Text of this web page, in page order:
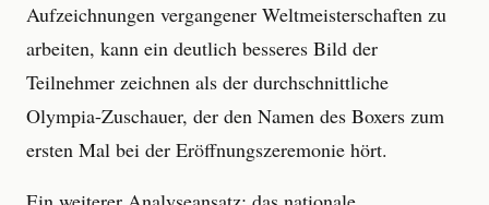
Aufzeichnungen vergangener Weltmeisterschaften zu
arbeiten, kann ein deutlich besseres Bild der
Teilnehmer zeichnen als der durchschnittliche
Olympia-Zuschauer, der den Namen des Boxers zum
ersten Mal bei der Eröffnungszeremonie hört.